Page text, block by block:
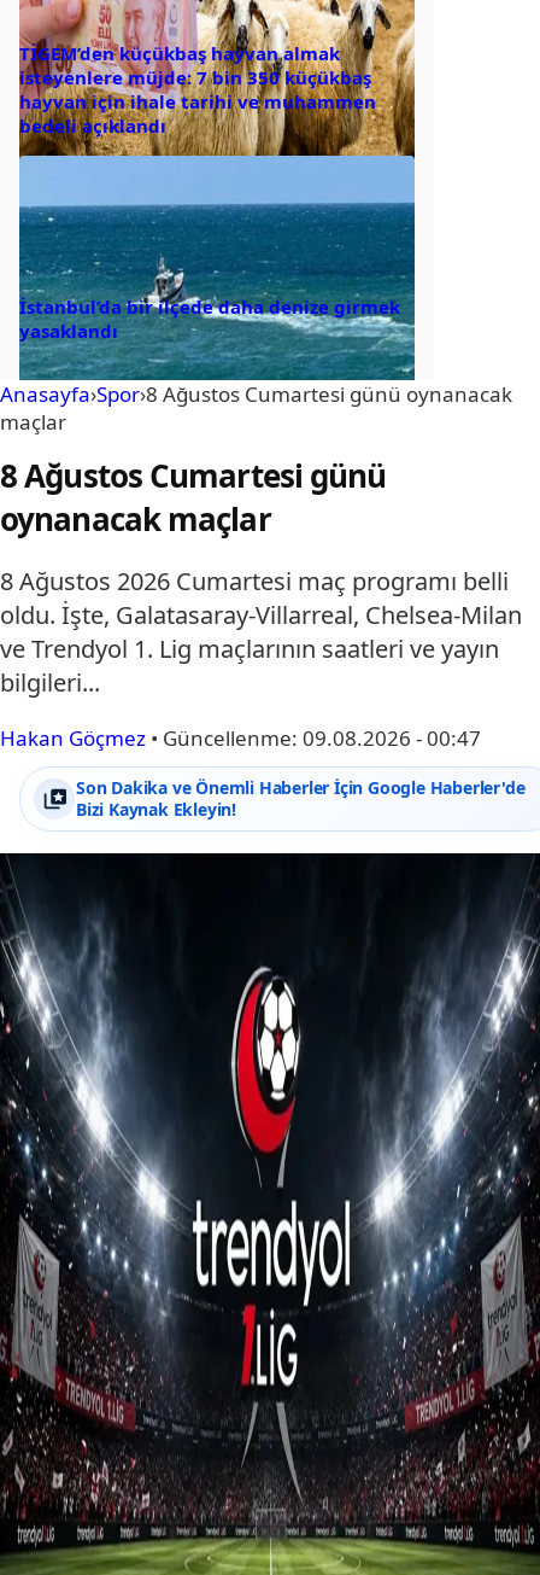
TİGEM’den küçükbaş hayvan almak
isteyenlere müjde: 7 bin 350 küçükbaş
hayvan için ihale tarihi ve muhammen
bedeli açıklandı
İstanbul’da bir ilçede daha denize girmek
yasaklandı
Anasayfa›Spor›8 Ağustos Cumartesi günü oynanacak
maçlar
8 Ağustos Cumartesi günü
oynanacak maçlar
8 Ağustos 2026 Cumartesi maç programı belli
oldu. İşte, Galatasaray-Villarreal, Chelsea-Milan
ve Trendyol 1. Lig maçlarının saatleri ve yayın
bilgileri...
Hakan Göçmez • Güncellenme: 09.08.2026 - 00:47
Son Dakika ve Önemli Haberler İçin Google Haberler'de
Bizi Kaynak Ekleyin!